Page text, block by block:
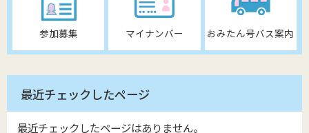
参加募集 マイナンバー おみたん号バス案内
最近チェックしたページ
最近チェックしたページはありません。